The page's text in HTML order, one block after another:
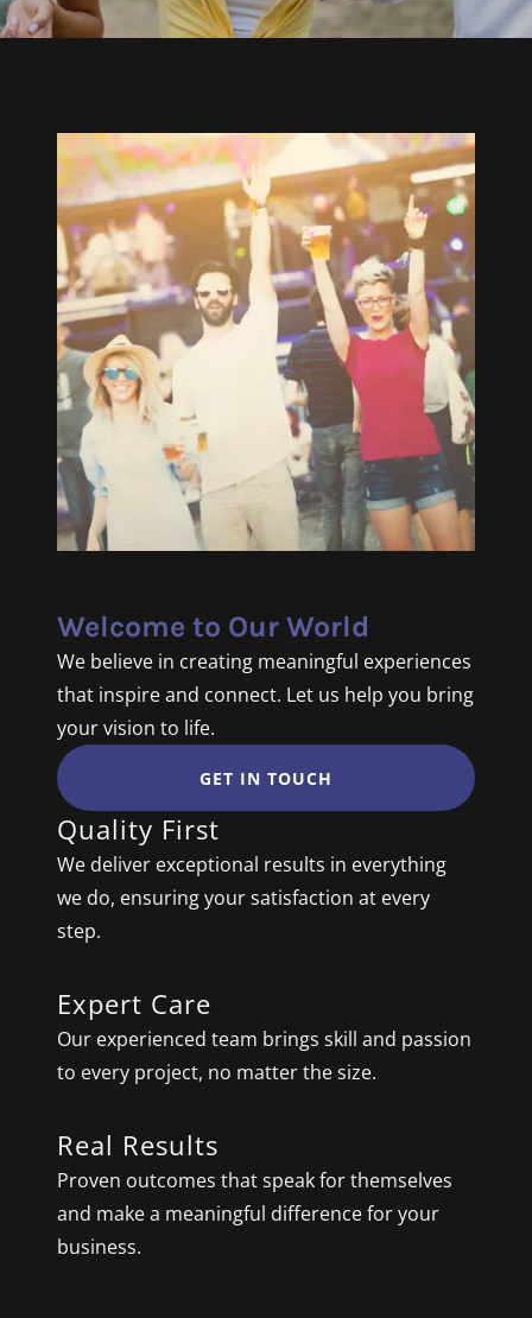
Welcome to Our World
We believe in creating meaningful experiences
that inspire and connect. Let us help you bring
your vision to life.
GET IN TOUCH
Quality First
We deliver exceptional results in everything
we do, ensuring your satisfaction at every
step.
Expert Care
Our experienced team brings skill and passion
to every project, no matter the size.
Real Results
Proven outcomes that speak for themselves
and make a meaningful difference for your
business.